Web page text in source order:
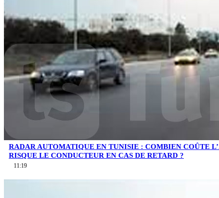
RADAR AUTOMATIQUE EN TUNISIE : COMBIEN COÛTE
RISQUE LE CONDUCTEUR EN CAS DE RETARD ?
11:19